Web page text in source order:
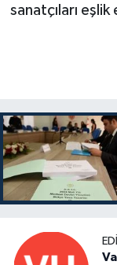
sanatçıları